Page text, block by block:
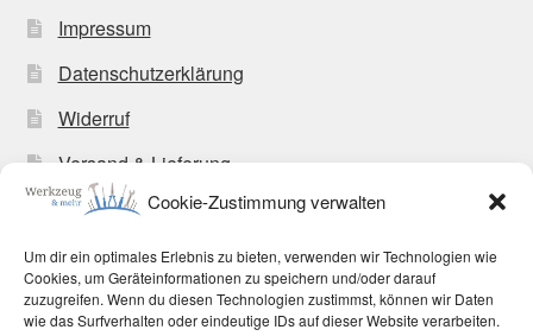
Cookie-Zustimmung verwalten
Um dir ein optimales Erlebnis zu bieten, verwenden wir Technologien wie
Cookies, um Geräteinformationen zu speichern und/oder darauf
zuzugreifen. Wenn du diesen Technologien zustimmst, können wir Daten
wie das Surfverhalten oder eindeutige IDs auf dieser Website verarbeiten.
Impressum
Datenschutzerklärung
Widerruf
Versand & Lieferung
Zahlungsweisen
Allgemeine Geschäftsbedingungen
Cookie-Richtlinie (EU)